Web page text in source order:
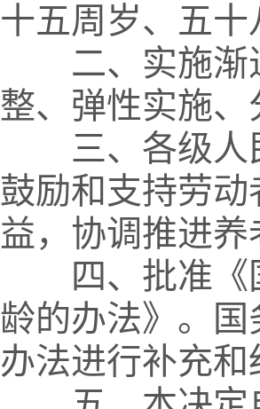
十五周岁、五十
二、实施渐
整、弹性实施
三、各级人
鼓励和支持劳
益，协调推进
四、批准《
龄的办法》。
办法进行补充和